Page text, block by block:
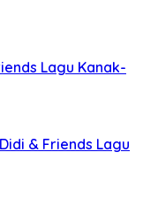
Lagu Kanak-
& Friends Lagu